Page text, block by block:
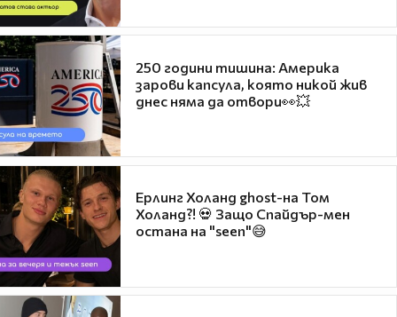
250 години тишина: Америка
зарови капсула, която никой жив
днес няма да отвори👀💥
Ерлинг Холанд ghost-на Том
Холанд?! 💀 Защо Спайдър-мен
остана на "seen"😅